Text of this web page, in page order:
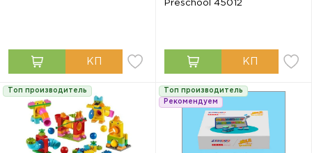
Preschool 45012
Топ производитель
Топ производитель
Рекомендуем